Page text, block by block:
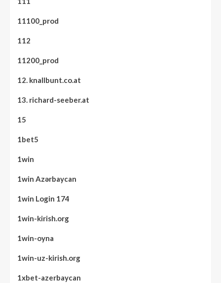
11100_prod
112
11200_prod
12. knallbunt.co.at
13. richard-seeber.at
15
1bet5
1win
1win Azərbaycan
1win Login 174
1win-kirish.org
1win-oyna
1win-uz-kirish.org
1xbet-azerbaycan